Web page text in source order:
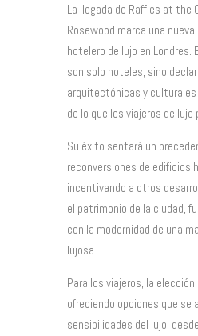
La llegada de Raffles at the
Rosewood marca una
hotelero de lujo en
son solo hoteles, sino
arquitectónicas y
de lo que los viajeros de lujo
Su éxito sentará un
reconversiones de edificios
incentivando a otros
el patrimonio de la ciudad,
con la modernidad de una
lujosa.
Para los viajeros, la elección
ofreciendo opciones que se
sensibilidades del lujo: